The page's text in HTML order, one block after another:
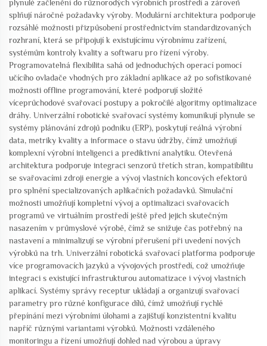
plynulé začlenění do různorodých výrobních prostředí a zároveň
splňují náročné požadavky výroby. Modulární architektura podporuje
rozsáhlé možnosti přizpůsobení prostřednictvím standardizovaných
rozhraní, která se připojují k existujícímu výrobnímu zařízení,
systémům kontroly kvality a softwaru pro řízení výroby.
Programovatelná flexibilita sahá od jednoduchých operací pomocí
učícího ovladače vhodných pro základní aplikace až po sofistikované
možnosti offline programování, které podporují složité
víceprůchodové svařovací postupy a pokročilé algoritmy optimalizace
dráhy. Univerzální robotické svařovací systémy komunikují plynule se
systémy plánování zdrojů podniku (ERP), poskytují reálná výrobní
data, metriky kvality a informace o stavu údržby, čímž umožňují
komplexní výrobní inteligenci a prediktivní analytiku. Otevřená
architektura podporuje integraci senzorů třetích stran, kompatibilitu
se svařovacími zdroji energie a vývoj vlastních koncových efektorů
pro splnění specializovaných aplikačních požadavků. Simulační
možnosti umožňují kompletní vývoj a optimalizaci svařovacích
programů ve virtuálním prostředí ještě před jejich skutečným
nasazením v průmyslové výrobě, čímž se snižuje čas potřebný na
nastavení a minimalizují se výrobní přerušení při uvedení nových
výrobků na trh. Univerzální robotická svařovací platforma podporuje
více programovacích jazyků a vývojových prostředí, což umožňuje
integraci s existující infrastrukturou automatizace i vývoj vlastních
aplikací. Systémy správy receptur ukládají a organizují svařovací
parametry pro různé konfigurace dílů, čímž umožňují rychlé
přepínání mezi výrobními úlohami a zajišťují konzistentní kvalitu
napříč různými variantami výrobků. Možnosti vzdáleného
monitoringu a řízení umožňují dohled nad výrobou a úpravy